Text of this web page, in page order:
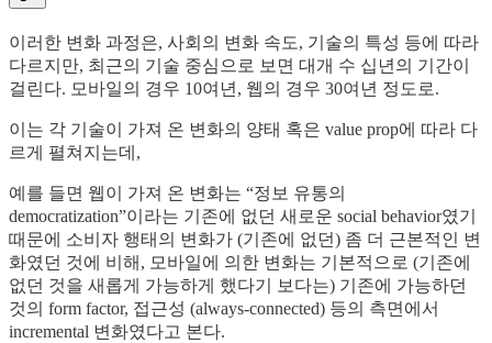
이러한 변화 과정은, 사회의 변화 속도, 기술의 특성 등에 따라
다르지만, 최근의 기술 중심으로 보면 대개 수 십년의 기간이
걸린다. 모바일의 경우 10여년, 웹의 경우 30여년 정도로.
이는 각 기술이 가져 온 변화의 양태 혹은 value prop에 따라 다
르게 펼쳐지는데,
예를 들면 웹이 가져 온 변화는 “정보 유통의
democratization”이라는 기존에 없던 새로운 social behavior였기
때문에 소비자 행태의 변화가 (기존에 없던) 좀 더 근본적인 변
화였던 것에 비해, 모바일에 의한 변화는 기본적으로 (기존에
없던 것을 새롭게 가능하게 했다기 보다는) 기존에 가능하던
것의 form factor, 접근성 (always-connected) 등의 측면에서
incremental 변화였다고 본다.